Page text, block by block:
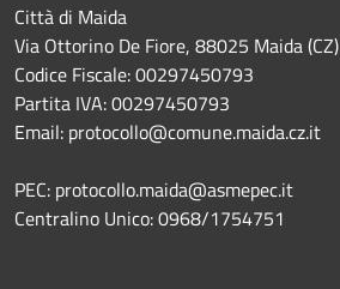
Città di Maida
Via Ottorino De Fiore, 88025 Maida (CZ)
Codice Fiscale: 00297450793
Partita IVA: 00297450793
Email: protocollo@comune.maida.cz.it
PEC: protocollo.maida@asmepec.it
Centralino Unico: 0968/1754751